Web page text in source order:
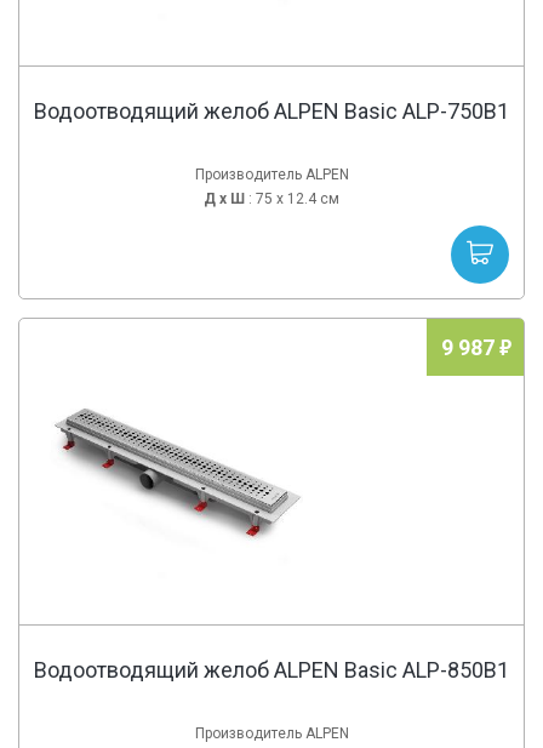
Водоотводящий желоб ALPEN Basic ALP-750B1
Производитель ALPEN
Д х Ш : 75 x 12.4 см
9 987
Водоотводящий желоб ALPEN Basic ALP-850B1
Производитель ALPEN